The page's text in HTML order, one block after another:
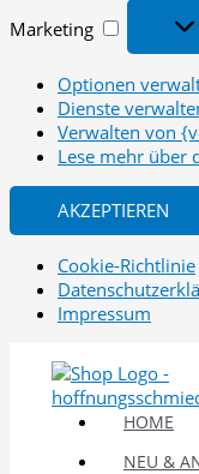
Marketing
Marketing
Optionen
Dienste
Verwalten von
Lese mehr über
AKZEPTIEREN
Cookie-Richtlinie
Impressum
Inhalt
springen
HOME
NEU &